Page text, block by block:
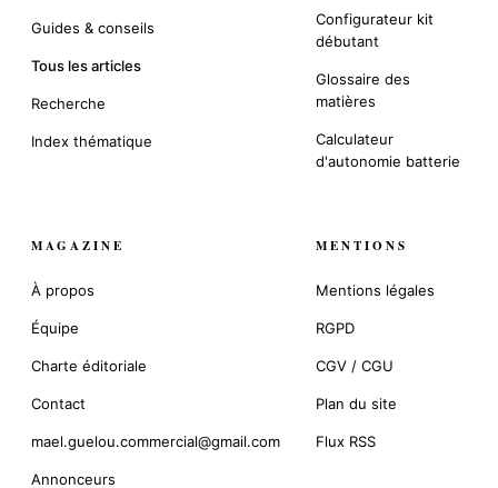
Guides & conseils
Tous les articles
Recherche
Index thématique
Configurateur kit
débutant
Glossaire des
matières
Calculateur
d'autonomie batterie
MAGAZINE
À propos
Équipe
Charte éditoriale
Contact
mael.guelou.commercial@gmail.com
Annonceurs
MENTIONS
Mentions légales
RGPD
CGV / CGU
Plan du site
Flux RSS